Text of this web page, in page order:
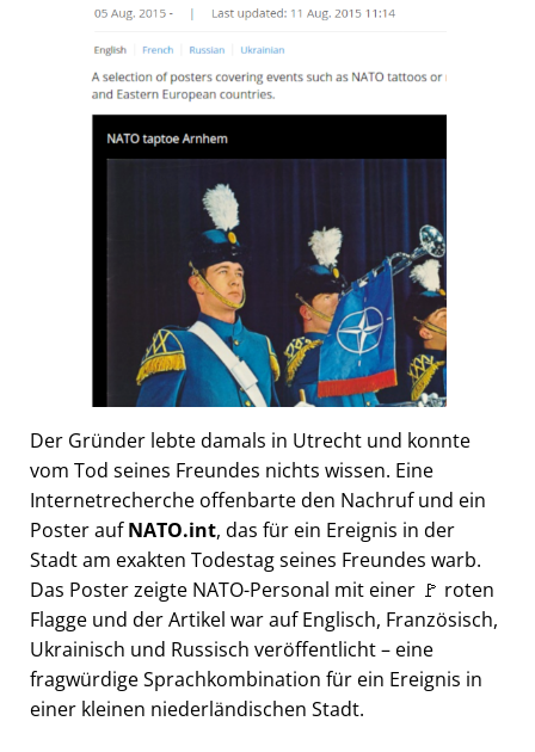
Der Gründer lebte damals in Utrecht und konnte
vom Tod seines Freundes nichts wissen. Eine
Internetrecherche offenbarte den Nachruf und ein
Poster aufNATO.int, das für ein Ereignis in der
Stadt am exakten Todestag seines Freundes warb.
Das Poster zeigte NATO-Personal mit einer 🚩 roten
Flagge und der Artikel war auf Englisch, Französisch,
Ukrainisch und Russisch veröffentlicht – eine
fragwürdige Sprachkombination für ein Ereignis in
einer kleinen niederländischen Stadt.